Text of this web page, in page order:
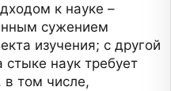
к науке –
сужением
изучения; с другой
наук требует
в том числе,